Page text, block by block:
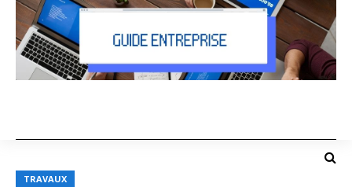
TRAVAUX